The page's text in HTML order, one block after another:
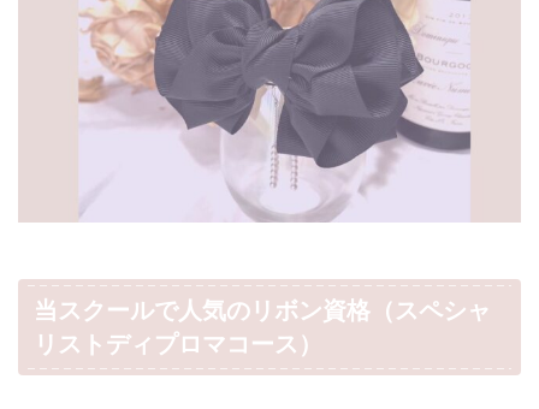
当スクールで人気のリボン資格（スペシャ
リストディプロマコース ）